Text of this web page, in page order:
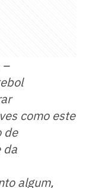
–
como este
de
da
algum,